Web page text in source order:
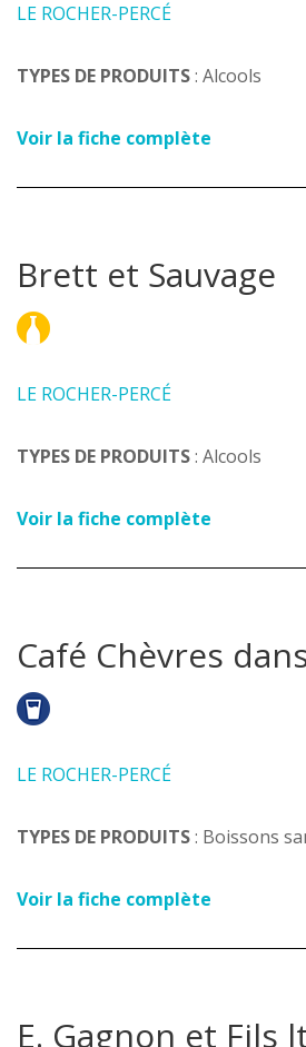
LE ROCHER-PERCÉ
TYPES DE PRODUITS: Alcools
Voir la fiche complète
Brett et Sauvage
LE ROCHER-PERCÉ
TYPES DE PRODUITS: Alcools
Voir la fiche complète
Café Chèvres
LE ROCHER-PERCÉ
TYPES DE PRODUITS: Boissons
Voir la fiche complète
E. Gagnon et Fils